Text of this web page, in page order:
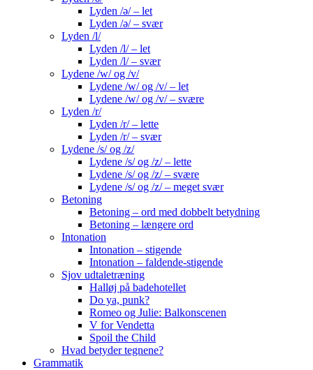
Lyden /ə/ – let
Lyden /ə/ – svær
Lyden /l/
Lyden /l/ – let
Lyden /l/ – svær
Lydene /w/ og /v/
Lydene /w/ og /v/ – let
Lydene /w/ og /v/ – svære
Lyden /r/
Lyden /r/ – lette
Lyden /r/ – svær
Lydene /s/ og /z/
Lydene /s/ og /z/ – lette
Lydene /s/ og /z/ – svære
Lydene /s/ og /z/ – meget svær
Betoning
Betoning – ord med dobbelt betydning
Betoning – længere ord
Intonation
Intonation – stigende
Intonation – faldende-stigende
Sjov udtaletræning
Halløj på badehotellet
Do ya, punk?
Romeo og Julie: Balkonscenen
V for Vendetta
Spoil the Child
Hvad betyder tegnene?
Grammatik